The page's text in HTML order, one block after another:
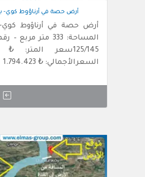
أرض حصة في أرناؤوط كوي-
أرض حصة في أرناؤوط
المساحة: 333 متر
السعرالأجمالي: ₺ 1.794.423